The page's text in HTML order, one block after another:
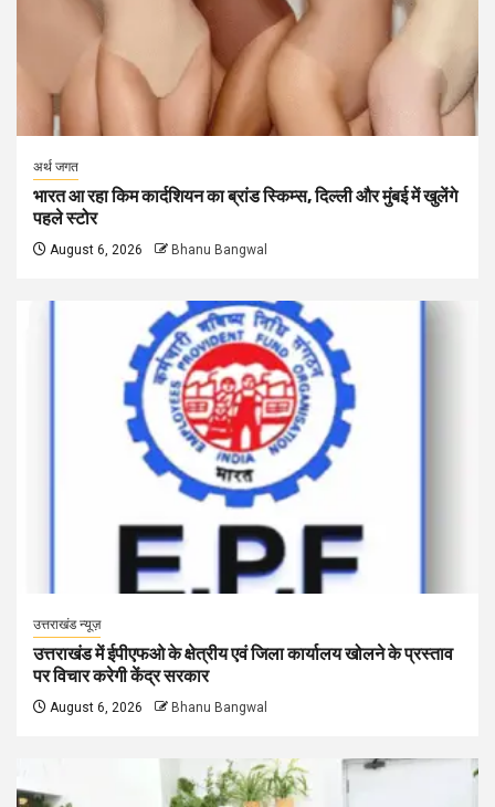
अर्थ जगत
भारत आ रहा किम कार्दशियन का ब्रांड स्किम्स, दिल्ली और मुंबई में खुलेंगे
पहले स्टोर
August 6, 2026 Bhanu Bangwal
उत्तराखंड न्यूज़
उत्तराखंड में ईपीएफओ के क्षेत्रीय एवं जिला कार्यालय खोलने के प्रस्ताव
पर विचार करेगी केंद्र सरकार
August 6, 2026 Bhanu Bangwal